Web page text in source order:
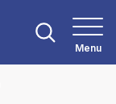
Menu